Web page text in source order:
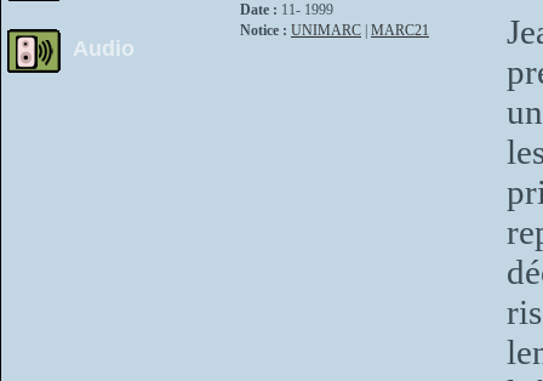
Audio
Date : 11- 1999
Notice : UNIMARC MARC21